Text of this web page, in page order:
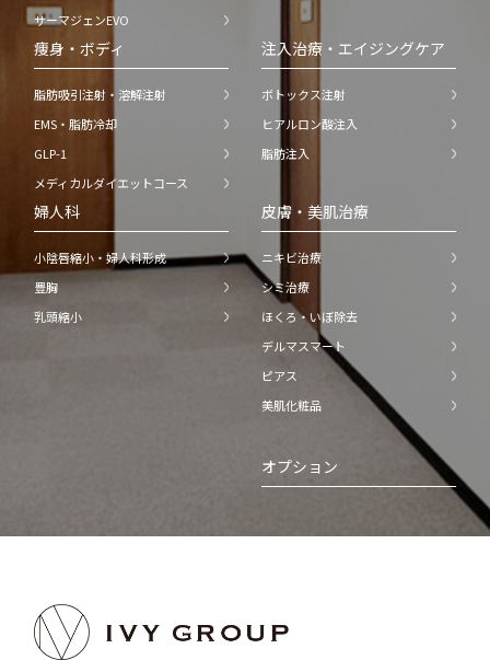
サーマジェンEVO
痩身・ボディ
脂肪吸引注射・溶解注射
EMS・脂肪冷却
GLP-1
メディカルダイエットコース
注入治療・エイジングケア
ボトックス注射
ヒアルロン酸注入
脂肪注入
婦人科
小陰唇縮小・婦人科形成
豊胸
乳頭縮小
皮膚・美肌治療
ニキビ治療
シミ治療
ほくろ・いぼ除去
デルマスマート
ピアス
美肌化粧品
オプション